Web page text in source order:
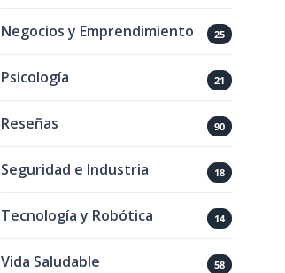
Negocios y Emprendimiento 25
Psicología 21
Reseñas 90
Seguridad e Industria 18
Tecnología y Robótica 14
Vida Saludable 58